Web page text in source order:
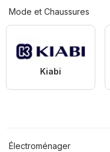
Mode et Chaussures
Kiabi
Électroménager